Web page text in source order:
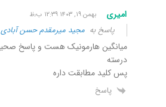
امیری بهمن ۱۹, ۱۴۰۳ ۱۲:۳۹ ب٫ظ
پاسخ به مجید میرمقدم حسن آبادی
درسته
پس کلید مطابقت داره
پاسخ